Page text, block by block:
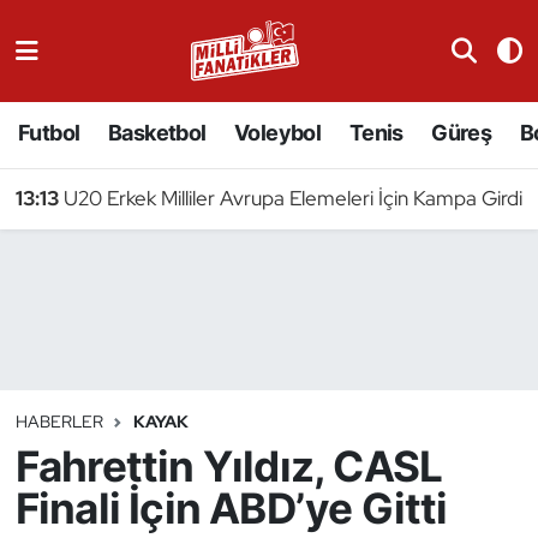
Futbol Basketbol Voleybol Tenis Güreş
13:13 U20 Erkek Milliler Avrupa Elemeleri İçin Kampa Girdi
HABERLER KAYAK
Fahrettin Yıldız, CASL
Finali İçin ABD’ye Gitti
Badminton
Binicilik
Bisiklet